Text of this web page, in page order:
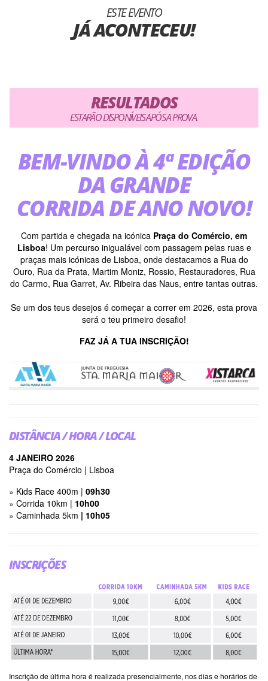
ESTE EVENTO
JÁ ACONTECEU!
RESULTADOS
ESTARÃO DISPONÍVEIS APÓS A PROVA.
BEM-VINDO À 4ª EDIÇÃO
DA GRANDE
CORRIDA DE ANO NOVO!
Com partida e chegada na icónica Praça do Comércio, em
Lisboa! Um percurso inigualável com passagem pelas ruas e
praças mais icónicas de Lisboa, onde destacamos a Rua do
Ouro, Rua da Prata, Martim Moniz, Rossio, Restauradores, Rua
do Carmo, Rua Garret, Av. Ribeira das Naus, entre tantas outras.
Se um dos teus desejos é começar a correr em 2026, esta prova
será o teu primeiro desafio!
FAZ JÁ A TUA INSCRIÇÃO!
DISTÂNCIA / HORA / LOCAL
4 JANEIRO 2026
Praça do Comércio | Lisboa
» Kids Race 400m | 09h30
» Corrida 10km | 10h00
» Caminhada 5km | 10h05
INSCRIÇÕES
Inscrição de última hora é realizada presencialmente, nos dias e horários de